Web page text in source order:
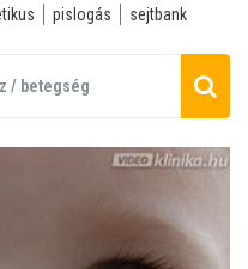
pislogás sejtbank